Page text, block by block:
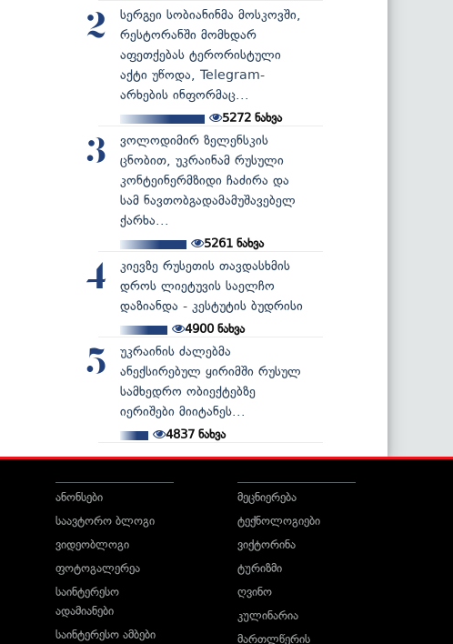
2
სერგეი სობიანინმა მოსკოვში,
რესტორანში მომხდარ
აფეთქებას ტერორისტული
აქტი უწოდა, Telegram-
არხების ინფორმაც...
5272 ნახვა
3
ვოლოდიმირ ზელენსკის
ცნობით, უკრაინამ რუსული
კონტეინერმზიდი ჩაძირა და
სამ ნავთობგადამამუშავებელ
ქარხა...
5261ნახვა
4
კიევზე რუსეთის თავდასხმის
დროს ლიეტუვის საელჩო
დაზიანდა - კესტუტის ბუდრისი
4900ნახვა
5
უკრაინის ძალებმა
ანექსირებულ ყირიმში რუსულ
სამხედრო ობიექტებზე
იერიშები მიიტანეს...
4837 ნახვა
ანონსები
საავტორო ბლოგი
ვიდეობლოგი
ფოტოგალერეა
საინტერესო
ადამიანები
საინტერესო ამბები
მეცნიერება
ტექნოლოგიები
ვიქტორინა
ტურიზმი
ღვინო
კულინარია
მართლწერის